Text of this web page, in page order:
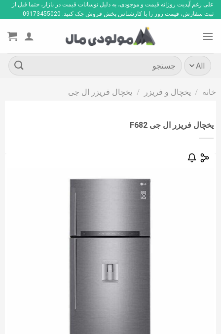
Skip
to
علی رغم آپدیت روزانه قیمت و موجودی، به دلیل نوسانات قیمت در بازار، حتما قبل از
ثبت سفارش، قیمت روز را با کارشناس بخش فروش چک کنید. 09173455020
جستجو
برای:
خانه / یخچال و فریزر / یخچال فریزر ال جی
یخچال فریزر ال جی F682